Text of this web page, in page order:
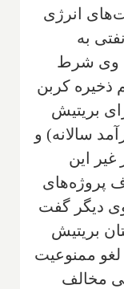
انرژی
به
وی شرط
ذخیره کربن
بریتیش
دلار درآمد سالانه) و
این
پروژه‌های
دیگر گفت
بریتیش
لغو ممنوعیت
مخالف